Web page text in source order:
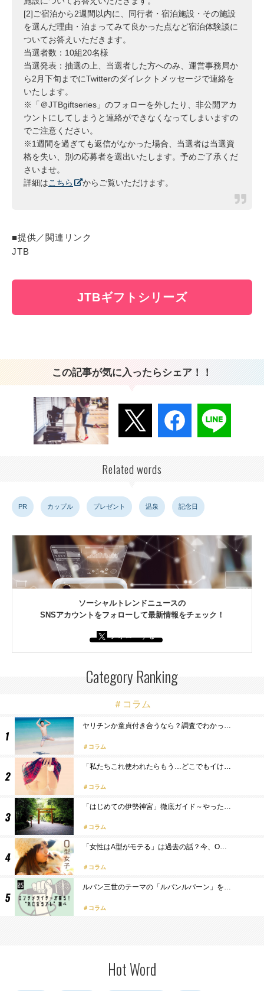
[2]ご宿泊から2週間以内に、同行者・宿泊施設・その施設
を選んだ理由・泊まってみて良かった点など宿泊体験談に
ついてお答えいただきます。
当選者数：10組20名様
当選発表：抽選の上、当選者した方へのみ、運営事務局か
ら2月下旬までにTwitterのダイレクトメッセージで連絡を
いたします。
※「＠JTBgiftseries」のフォローを外したり、非公開アカ
ウントにしてしまうと連絡ができなくなってしまいますの
でご注意ください。
※1週間を過ぎても返信がなかった場合、当選者は当選資
格を失い、別の応募者を選出いたします。予めご了承くだ
さいませ。
詳細はこちら からご覧いただけます。
■提供／関連リンク
JTB
JTBギフトシリーズ
この記事が気に入ったらシェア！！
Related words
PR カップル プレゼント 温泉 記念日
ソーシャルトレンドニュースの
SNSアカウントをフォローして最新情報をチェック！
フォローする
Category Ranking
＃コラム
ヤリチンか童貞付き合うなら？調査でわかっ…
コラム
「私たちこれ使われたらもう…どこでもイけ…
コラム
「はじめての伊勢神宮」徹底ガイド～やった…
コラム
「女性はA型がモテる」は過去の話？今、O…
コラム
ルパン三世のテーマの「ルパンルパーン」を…
コラム
Hot Word